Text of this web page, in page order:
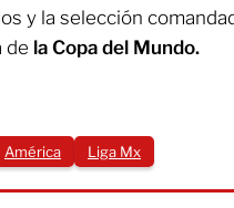
y la selección
de la Copa del Mundo.
América Liga Mx